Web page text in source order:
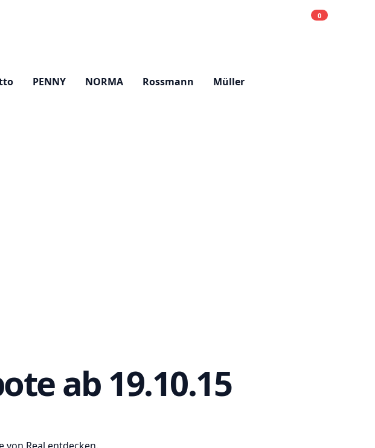
0
PENNY NORMA Rossmann Müller
ab 19.10.15